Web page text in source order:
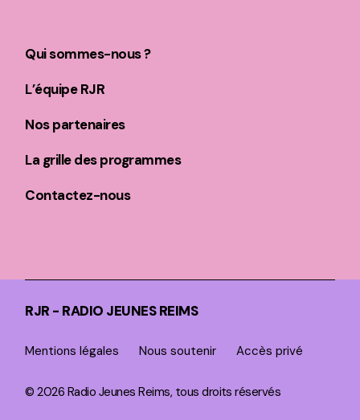
Qui sommes-nous ?
L’équipe RJR
Nos partenaires
La grille des programmes
Contactez-nous
RJR - RADIO JEUNES REIMS
Mentions légales Nous soutenir Accès privé
© 2026 Radio Jeunes Reims, tous droits réservés